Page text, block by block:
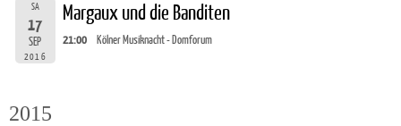
SA
17
SEP
2016
Margaux und die Banditen
21:00 Kölner Musiknacht - Domforum
2015